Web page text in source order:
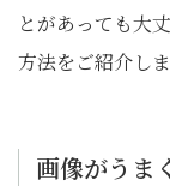
とがあっても大
方法をご紹介しま
画像がうま